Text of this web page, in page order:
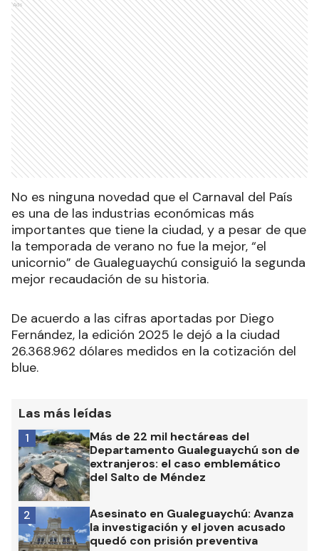
Ads
No es ninguna novedad que el Carnaval del País
es una de las industrias económicas más
importantes que tiene la ciudad, y a pesar de que
la temporada de verano no fue la mejor, “el
unicornio” de Gualeguaychú consiguió la segunda
mejor recaudación de su historia.
De acuerdo a las cifras aportadas por Diego
Fernández, la edición 2025 le dejó a la ciudad
26.368.962 dólares medidos en la cotización del
blue.
Las más leídas
Más de 22 mil hectáreas del
Departamento Gualeguaychú son de
extranjeros: el caso emblemático
del Salto de Méndez
1
Asesinato en Gualeguaychú: Avanza
la investigación y el joven acusado
quedó con prisión preventiva
2